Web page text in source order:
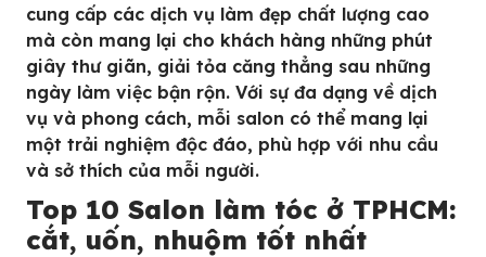
cung cấp các dịch vụ làm đẹp chất lượng cao
mà còn mang lại cho khách hàng những phút
giây thư giãn, giải tỏa căng thẳng sau những
ngày làm việc bận rộn. Với sự đa dạng về dịch
vụ và phong cách, mỗi salon có thể mang lại
một trải nghiệm độc đáo, phù hợp với nhu cầu
và sở thích của mỗi người.
Top 10 Salon làm tóc ở TPHCM:
cắt, uốn, nhuộm tốt nhất